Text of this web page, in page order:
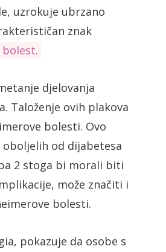
uzrokuje ubrzano
znak
djelovanja
Taloženje ovih plakova
bolesti. Ovo
od dijabetesa
2 stoga bi morali biti
može značiti i
bolesti.
pokazuje da osobe s